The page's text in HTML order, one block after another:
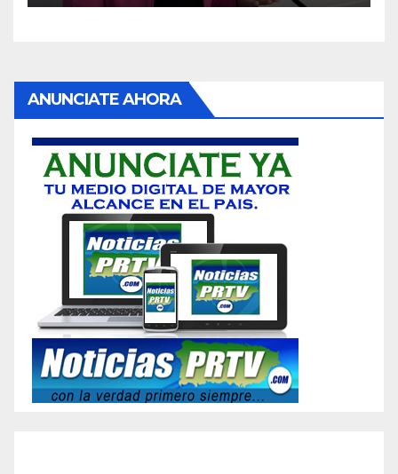
ANUNCIATE AHORA